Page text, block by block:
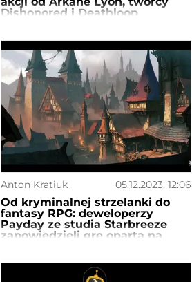
Dishonored i Deathloop
Anton Kratiuk 05.12.2023, 12:06
Od kryminalnej strzelanki do
fantasy RPG: deweloperzy
Payday ze studia Starbreeze
zapowiedzieli grę opartą na